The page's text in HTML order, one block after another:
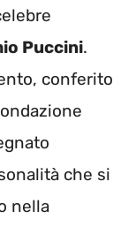
Puccini.
conferito
che si
nella